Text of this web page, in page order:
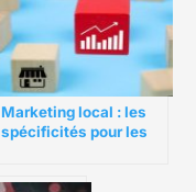
Marketing local : les
spécificités pour les